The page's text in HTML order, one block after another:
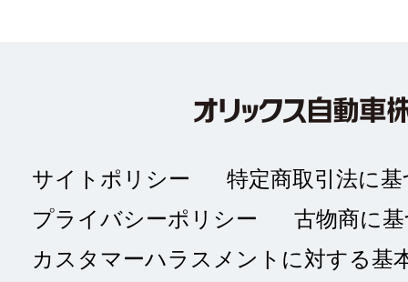
サイトポリシー
特定商取引法に
プライバシーポリシー
古物商に
カスタマーハラスメントに対する基